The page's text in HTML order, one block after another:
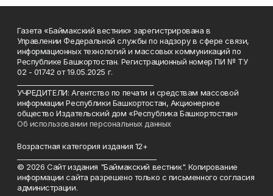
Газета «Баймакский вестник» зарегистрирована в
Управлении Федеральной службы по надзору в сфере связи,
информационных технологий и массовых коммуникаций по
Республике Башкортостан. Регистрационный номер ПИ № ТУ
02 - 01742 от 19.05.2025 г.
УЧРЕДИТЕЛИ: Агентство по печати и средствам массовой
информации Республики Башкортостан, Акционерное
общество Издательский дом «Республика Башкортостан»
Об использовании персональных данных
Возрастная категория издания 12+
© 2026 Сайт издания "Баймакский вестник". Копирование
информации сайта разрешено только с письменного согласия
администрации.